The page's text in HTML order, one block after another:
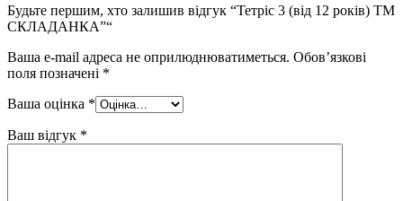
Будьте першим, хто залишив відгук “Тетріс 3 (від 12 років) ТМ
СКЛАДАНКА”“
Ваша e-mail адреса не оприлюднюватиметься. Обов’язкові
поля позначені *
Ваша оцінка *
Ваш відгук *